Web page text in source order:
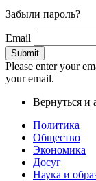
Забыли пароль?
Email
Please enter your
your email.
Вернуться и
Политика
Общество
Экономика
Досуг
Наука и